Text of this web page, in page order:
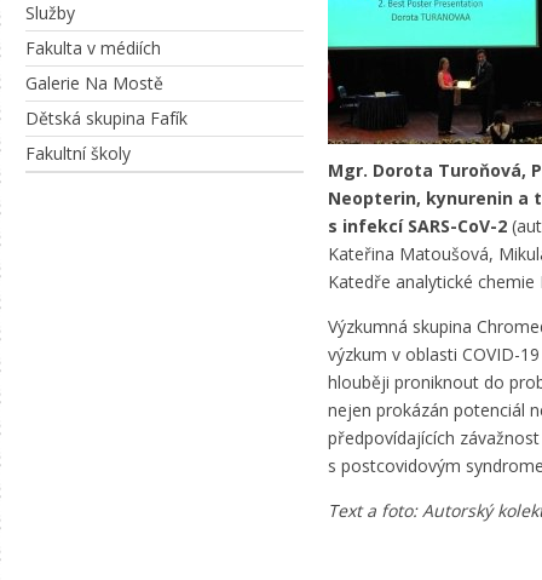
Služby
Fakulta v médiích
Galerie Na Mostě
Dětská skupina Fafík
Fakultní školy
Mgr. Dorota Turoňová,
Neopterin, kynurenin a
s infekcí SARS-CoV-2
Kateřina Matoušová,
Katedře analytické
Výzkumná skupina
výzkum v oblasti COVID-
hlouběji proniknout do
nejen prokázán potenciál
předpovídajících
s postcovidovým
Text a foto: Autorský